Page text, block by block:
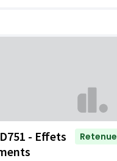
- Effets
Retenue